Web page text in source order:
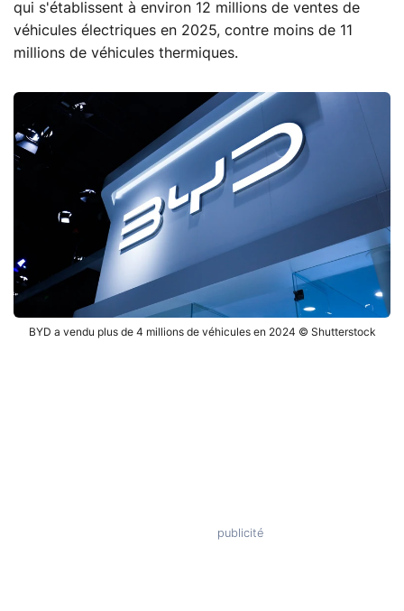
qui s'établissent à environ 12 millions de ventes de
véhicules électriques en 2025, contre moins de 11
millions de véhicules thermiques.
BYD a vendu plus de 4 millions de véhicules en 2024 © Shutterstock